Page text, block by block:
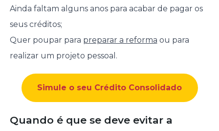
Ainda faltam alguns anos para acabar de pagar os
seus créditos;
Quer poupar para preparar a reforma ou para
realizar um projeto pessoal.
Simule o seu Crédito Consolidado
Quando é que se deve evitar a